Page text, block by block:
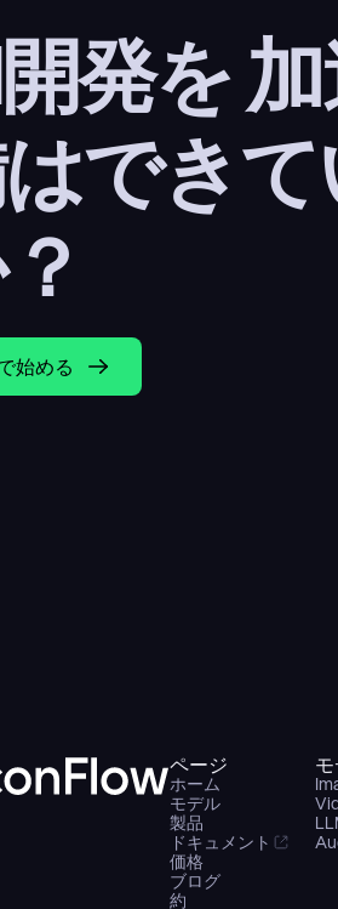
発を
でき
始める
ページ
ホーム
モデル
製品
ドキュメント
価格
ブログ
約